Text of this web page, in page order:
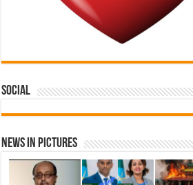
Social
News in Pictures